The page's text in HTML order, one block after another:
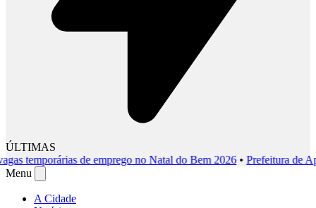
ÚLTIMAS
de emprego no Natal do Bem 2026•Prefeitura de
Menu
A Cidade